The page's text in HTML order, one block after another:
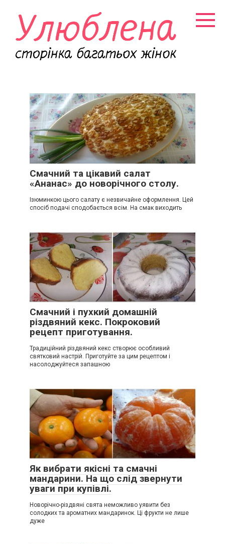
контенту
Смачний та цікавий салат
«Ананас» до новорічного столу.
Ізюминкою цього салату є незвичайне оформлення. Цей
спосіб подачі сподобається всім. На смак виходить
Смачний і пухкий домашній
різдвяний кекс. Покроковий
рецепт приготування.
Традиційний різдвяний кекс створює особливий
святковий настрій. Приготуйте за цим рецептом і
насолоджуйтеся запашною
Як вибрати якісні та смачні
мандарини. На що слід звернути
уваги при купівлі.
Новорічно-різдвяні свята неможливо уявити без
солодких та ароматних мандаринок. Ці фрукти не лише
дуже